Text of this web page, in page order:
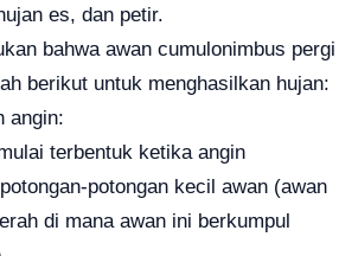
es, dan petir.
bahwa awan cumulonimbus pergi
berikut untuk menghasilkan hujan:
angin:
terbentuk ketika angin
potongan kecil awan (awan
di mana awan ini berkumpul